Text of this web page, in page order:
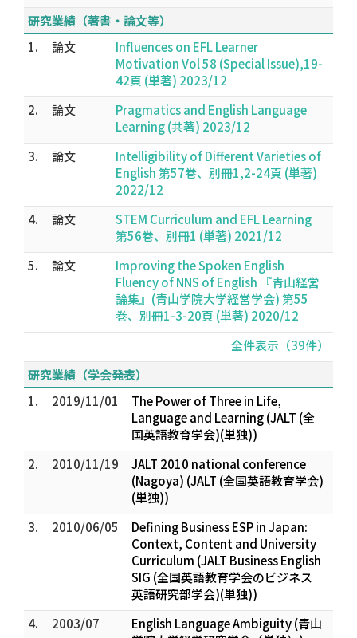
研究業績（著書・論文等）
1.
論文
Influences on EFL Learner
Motivation Vol 58 (Special Issue),19-
42頁 (単著) 2023/12
2.
論文
Pragmatics and English Language
Learning (共著) 2023/12
3.
論文
Intelligibility of Different Varieties of
English 第57巻、別冊1,2-24頁 (単著)
2022/12
4.
論文
STEM Curriculum and EFL Learning
第56巻、別冊1 (単著) 2021/12
5.
論文
Improving the Spoken English
Fluency of NNS of English 『青山経営
論集』(青山学院大学経営学会) 第55
巻、別冊1-3-20頁 (単著) 2020/12
全件表示（39件）
研究業績（学会発表）
1.
2019/11/01
The Power of Three in Life,
Language and Learning (JALT (全
国英語教育学会)(単独))
2.
2010/11/19
JALT 2010 national conference
(Nagoya) (JALT (全国英語教育学会)
(単独))
3.
2010/06/05
Defining Business ESP in Japan:
Context, Content and University
Curriculum (JALT Business English
SIG (全国英語教育学会のビジネス
英語研究部学会)(単独))
4.
2003/07
English Language Ambiguity (青山